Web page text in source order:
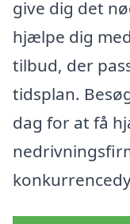
give dig det
hjælpe dig
tilbud, der
tidsplan.
dag for at få